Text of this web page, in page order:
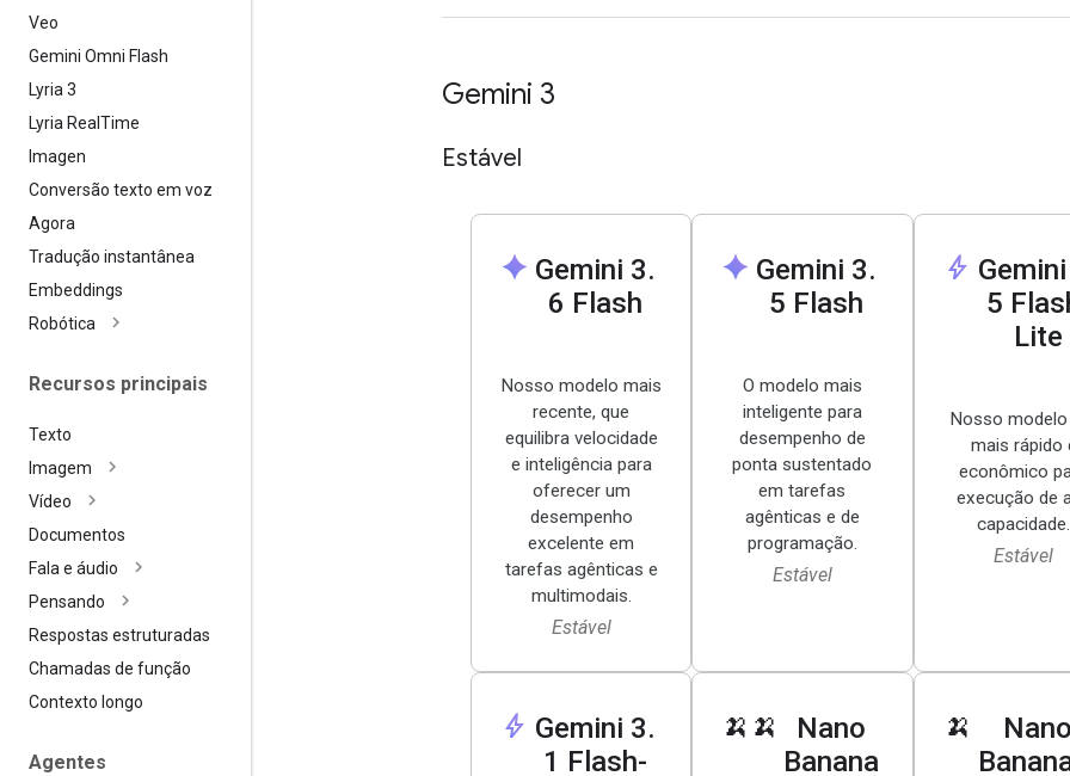
Veo
Gemini Omni Flash
Lyria 3
Lyria Real Time
Imagen
Conversão texto em voz
Agora
Tradução instantânea
Embeddings
Robótica
Recursos principais
Texto
Imagem
Vídeo
Documentos
Fala e áudio
Pensando
Respostas estruturadas
Chamadas de função
Contexto longo
Agentes
Gemini 3
Estável
spark Gemini 3.
6 Flash
Nosso modelo mais
recente, que
equilibra velocidade
e inteligência para
oferecer um
desempenho
excelente em
tarefas agênticas e
multimodais.
Estável
spark Gemini 3.
5 Flash
O modelo mais
inteligente para
desempenho de
ponta sustentado
em tarefas
agênticas e de
programação.
Estável
bolt
5
Lite
Nosso
mais rápido
econômico
execução de
capacidade.
Estável
bolt Gemini 3.
1 Flash-
🍌🍌
Nano
Banana
🍌